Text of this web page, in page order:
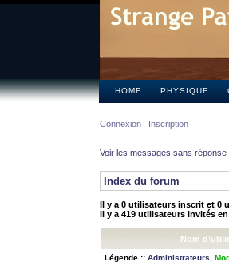
HOME PHYSIQUE
Connexion Inscription
Voir les messages sans réponse
Index du forum
Il y a 0 utilisateurs inscrit et 0
Il y a 419 utilisateurs invités
Nom
Légende :: Administrateurs